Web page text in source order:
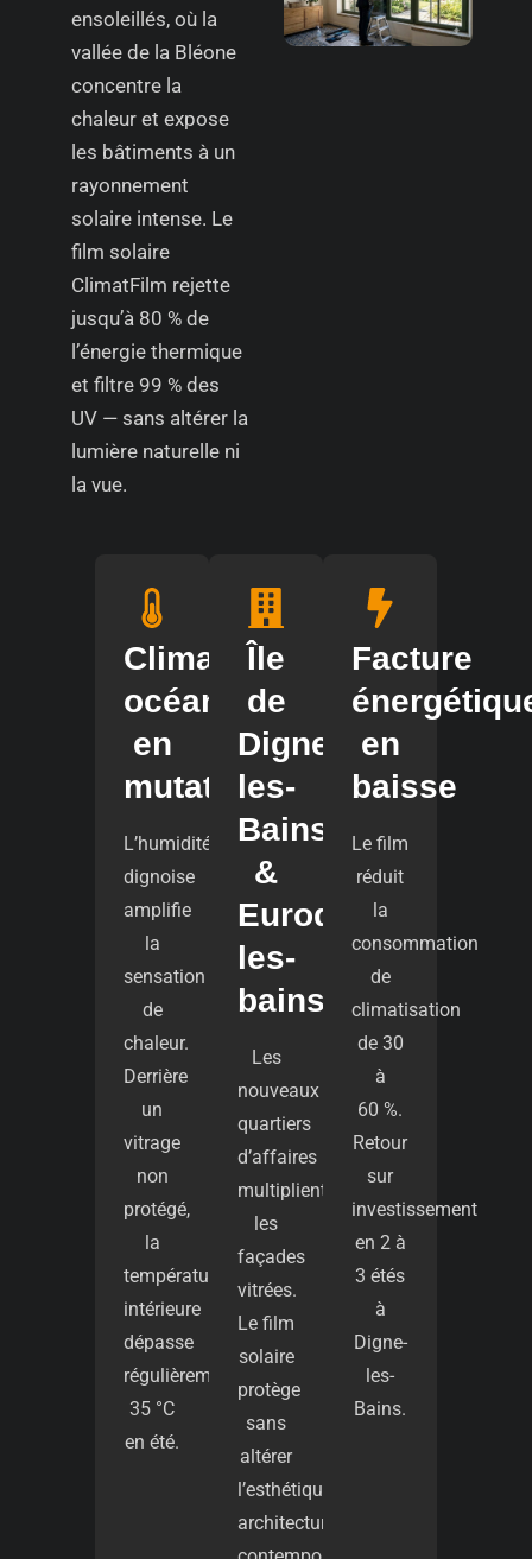
ensoleillés, où la
vallée de la Bléone
concentre la
chaleur et expose
les bâtiments à un
rayonnement
solaire intense. Le
film solaire
ClimatFilm rejette
jusqu’à 80 % de
l’énergie thermique
et filtre 99 % des
UV — sans altérer la
lumière naturelle ni
la vue.
Climat
océanique
en
mutation
L’humidité
dignoise
amplifie
la
sensation
de
chaleur.
Derrière
un
vitrage
non
protégé,
la
température
intérieure
dépasse
régulièrement
35 °C
en été.
Île
de
Digne-
les-
Bains
&
Eurodigne-
les-
bains
Les
nouveaux
quartiers
d’affaires
multiplient
les
façades
vitrées.
Le film
solaire
protège
sans
altérer
l’esthétique
architecturale
Facture
en
baisse
Le film
réduit
la
consommation
de
climatisation
de 30
à
60 %.
Retour
sur
investissement
en 2 à
3 étés
à
Digne-
les-
Bains.